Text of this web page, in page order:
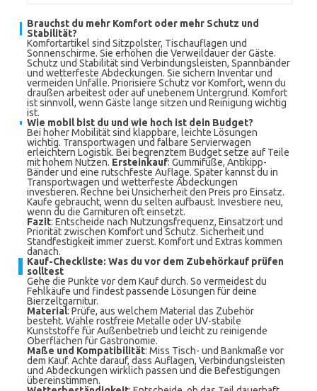
Brauchst du mehr Komfort oder mehr Schutz und
Stabilität?
Komfortartikel sind Sitzpolster, Tischauflagen und
Sonnenschirme. Sie erhöhen die Verweildauer der Gäste.
Schutz und Stabilität sind Verbindungsleisten, Spannbänder
und wetterfeste Abdeckungen. Sie sichern Inventar und
vermeiden Unfälle. Priorisiere Schutz vor Komfort, wenn du
draußen arbeitest oder auf unebenem Untergrund. Komfort
ist sinnvoll, wenn Gäste lange sitzen und Reinigung wichtig
ist.
Wie mobil bist du und wie hoch ist dein Budget?
Bei hoher Mobilität sind klappbare, leichte Lösungen
wichtig. Transportwagen und falbare Servierwagen
erleichtern Logistik. Bei begrenztem Budget setze auf Teile
mit hohem Nutzen. Ersteinkauf: Gummifüße, Antikipp-
Bänder und eine rutschfeste Auflage. Später kannst du in
Transportwagen und wetterfeste Abdeckungen
investieren. Rechne bei Unsicherheit den Preis pro Einsatz.
Kaufe gebraucht, wenn du selten aufbaust. Investiere neu,
wenn du die Garnituren oft einsetzt.
Fazit: Entscheide nach Nutzungsfrequenz, Einsatzort und
Priorität zwischen Komfort und Schutz. Sicherheit und
Standfestigkeit immer zuerst. Komfort und Extras kommen
danach.
Kauf-Checkliste: Was du vor dem Zubehörkauf prüfen
solltest
Gehe die Punkte vor dem Kauf durch. So vermeidest du
Fehlkäufe und findest passende Lösungen für deine
Bierzeltgarnitur.
Material: Prüfe, aus welchem Material das Zubehör
besteht. Wähle rostfreie Metalle oder UV-stabile
Kunststoffe für Außenbetrieb und leicht zu reinigende
Oberflächen für Gastronomie.
Maße und Kompatibilität: Miss Tisch- und Bankmaße vor
dem Kauf. Achte darauf, dass Auflagen, Verbindungsleisten
und Abdeckungen wirklich passen und die Befestigungen
übereinstimmen.